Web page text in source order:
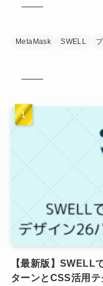
MetaMask SWELL
【最新版】SWELL
ターンとCSS活用テ